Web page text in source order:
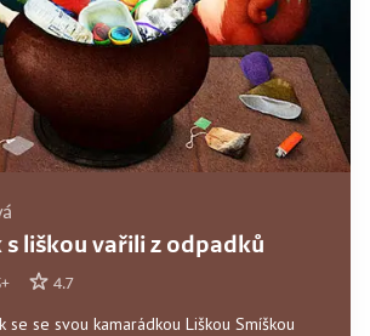
s liškou vařili z odpadků
+ 4.7
se se svou kamarádkou Liškou Smíškou